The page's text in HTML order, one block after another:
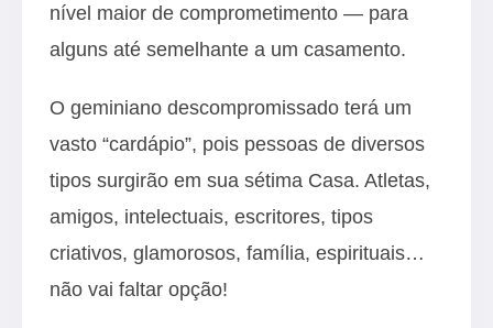
nível maior de comprometimento — para
alguns até semelhante a um casamento.
O geminiano descompromissado terá um
vasto “cardápio”, pois pessoas de diversos
tipos surgirão em sua sétima Casa. Atletas,
amigos, intelectuais, escritores, tipos
criativos, glamorosos, família, espirituais…
não vai faltar opção!